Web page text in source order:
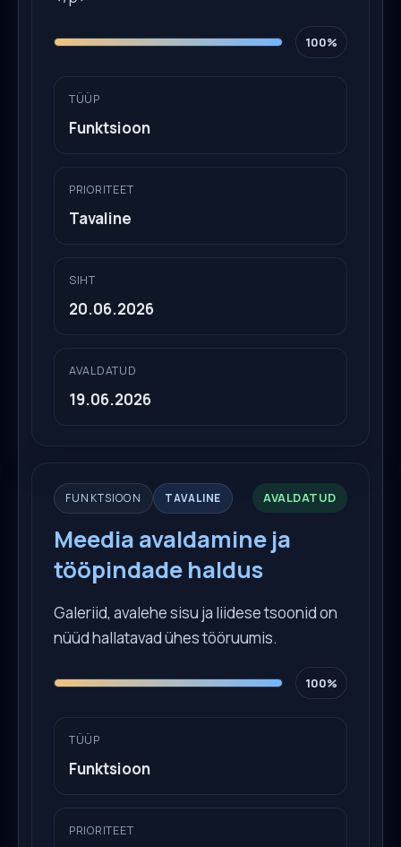
100%
TÜÜP
Funktsioon
PRIORITEET
Tavaline
SIHT
20.06.2026
AVALDATUD
19.06.2026
FUNKTSIOON TAVALINE AVALDATUD
Meedia avaldamine ja
tööpindade haldus
Galeriid, avalehe sisu ja liidese tsoonid on
nüüd hallatavad ühes tööruumis.
100%
TÜÜP
Funktsioon
PRIORITEET